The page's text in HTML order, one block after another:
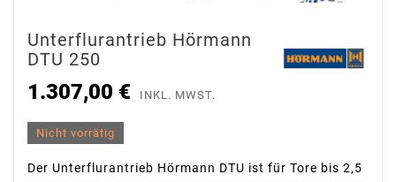
Unterflurantrieb Hörmann
DTU 250
1.307,00 € INKL. MWST.
Nicht vorrätig
Der Unterflurantrieb Hörmann DTU ist für Tore bis 2,5